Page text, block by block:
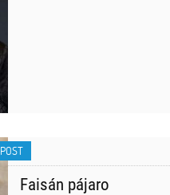
POST
Faisán pájaro